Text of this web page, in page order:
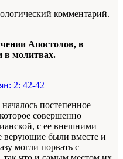
комментарий.
Апостолов, в
в молитвах.
2: 42-42
постепенное
совершенно
с ее внешними
верующие были вместе и
могли порвать с